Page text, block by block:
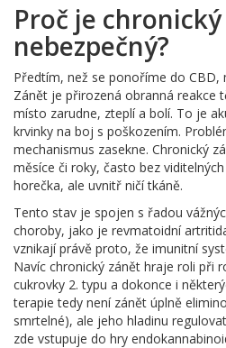
Proč je
nebezpečný?
Předtím, než se ponoříme do
Zánět je přirozená obranná reakce
místo zarudne, zteplí a bolí. To je
krvinky na boj s poškozením.
mechanismus zasekne. Chronický
měsíce či roky, často bez
horečka, ale uvnitř ničí tkáně.
Tento stav je spojen s řadou
choroby, jako je revmatoidní
vznikají právě proto, že imunitní
Navíc chronický zánět hraje roli při
cukrovky 2. typu a dokonce i
terapie tedy není zánět úplně
smrtelné), ale jeho hladinu
zde vstupuje do hry